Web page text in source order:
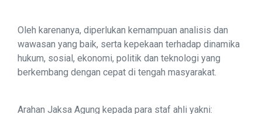
Oleh karenanya, diperlukan kemampuan analisis dan
wawasan yang baik, serta kepekaan terhadap dinamika
hukum, sosial, ekonomi, politik dan teknologi yang
berkembang dengan cepat di tengah masyarakat.
Arahan Jaksa Agung kepada para staf ahli yakni: